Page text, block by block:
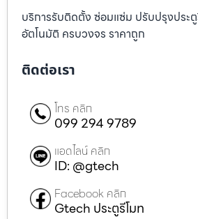
บริการรับติดตั้ง ซ่อมแซ่ม ปรับปรุงประ
อัตโนมัติ ครบวงจร ราคาถูก
ติดต่อเรา
โทร คลิก
099 294 9789
แอดไลน์ คลิก
ID: @gtech
Facebook คลิก
Gtech ประตูรีโมท